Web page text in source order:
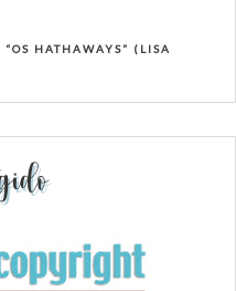
HATHAWAYS” (LISA